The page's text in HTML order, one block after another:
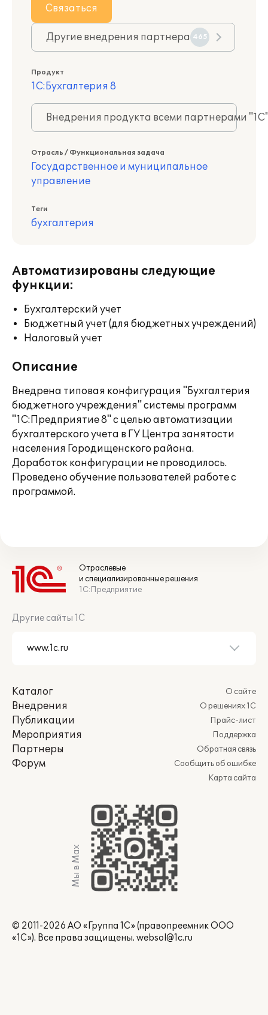
Связаться
Другие внедрения партнера 465
Продукт
1С:Бухгалтерия 8
Внедрения продукта всеми партнерами
Отрасль / Функциональная задача
Государственное и муниципальное
управление
Теги
бухгалтерия
Автоматизированы следующие
функции:
Бухгалтерский учет
Бюджетный учет (для бюджетных учреждений)
Налоговый учет
Описание
Внедрена типовая конфигурация "Бухгалтерия
бюджетного учреждения" системы программ
"1С:Предприятие 8" с целью автоматизации
бухгалтерского учета в ГУ Центра занятости
населения Городищенского района.
Доработок конфигурации не проводилось.
Проведено обучение пользователей работе с
программой.
Отраслевые
и специализированные решения
1С:Предприятие
Другие сайты 1С
Каталог
Внедрения
Публикации
Мероприятия
Партнеры
Форум
О сайте
О решениях 1С
Прайс-лист
Поддержка
Обратная связь
Сообщить об ошибке
Карта сайта
Мы в Max
© 2011-2026 АО «Группа 1С» (правопреемник ООО
«1С»). Все права защищены. websol@1c.ru